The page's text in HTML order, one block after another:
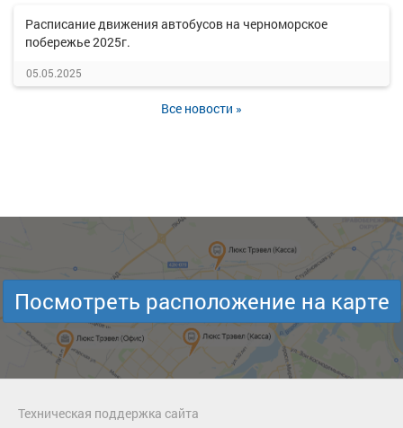
Расписание движения автобусов на черноморское
побережье 2025г.
05.05.2025
Все новости »
Посмотреть расположение на карте
Техническая поддержка сайта